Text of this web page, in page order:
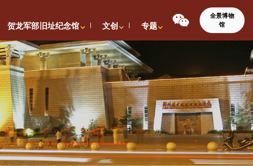
贺龙军部旧址纪念馆 文创 专题
全景博物
馆